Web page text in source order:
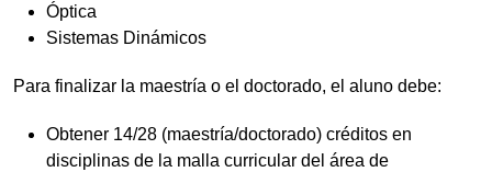
Óptica
Sistemas Dinámicos
Para finalizar la maestría o el doctorado, el aluno debe:
Obtener 14/28 (maestría/doctorado) créditos en
disciplinas de la malla curricular del área de